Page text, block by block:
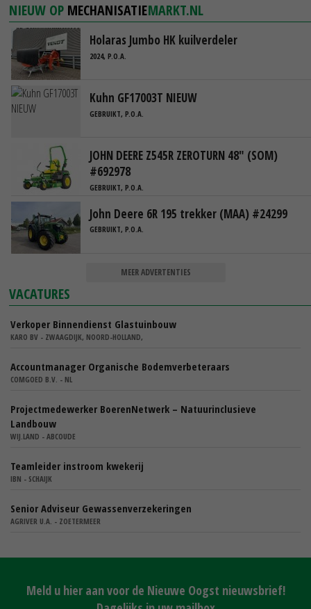
NIEUW OP MECHANISATIEMARKT.NL
Holaras Jumbo HK kuilverdeler
2024, P.O.A.
Kuhn GF17003T NIEUW
GEBRUIKT, P.O.A.
JOHN DEERE Z545R ZEROTURN 48" (SOM)
#692978
GEBRUIKT, P.O.A.
John Deere 6R 195 trekker (MAA) #24299
GEBRUIKT, P.O.A.
MEER ADVERTENTIES
VACATURES
Verkoper Binnendienst Glastuinbouw
KARO BV - ZWAAGDIJK, NOORD-HOLLAND,
Accountmanager Organische Bodemverbeteraars
COMGOED B.V. - NL
Projectmedewerker BoerenNetwerk – Natuurinclusieve
Landbouw
WIJ.LAND - ABCOUDE
Teamleider instroom kwekerij
IBN - SCHAIJK
Senior Adviseur Gewassenverzekeringen
AGRIVER U.A. - ZOETERMEER
Meld u hier aan voor de Nieuwe Oogst nieuwsbrief!